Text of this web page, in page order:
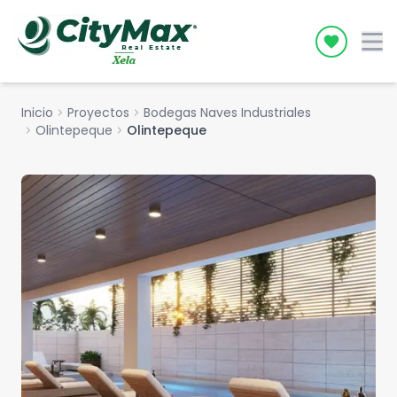
Icon
Inicio chevron_right Proyectos chevron_right Bodegas Naves Industriales
chevron_right Olintepeque chevron_right Olintepeque